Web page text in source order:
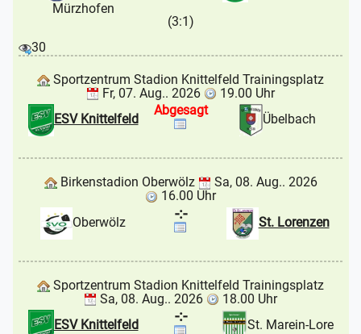
Mürzhofen
(3:1)
30
Sportzentrum Stadion Knittelfeld Trainingsplatz
Fr, 07. Aug.. 2026
19.00 Uhr
ESV Knittelfeld
Übelbach
Abgesagt
Birkenstadion Oberwölz
Sa, 08. Aug.. 2026
16.00 Uhr
Oberwölz
St. Lorenzen
-:-
Sportzentrum Stadion Knittelfeld Trainingsplatz
Sa, 08. Aug.. 2026
18.00 Uhr
ESV Knittelfeld
St. Marein-Lore
-:-